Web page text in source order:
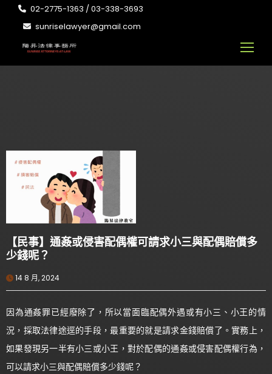
02-2775-1363 / 03-338-3693
sunriselawyer@gmail.com
【民事】通姦或侵害配偶權可請求小三與配偶賠償多
少錢呢？
14 8 月, 2024
因為通姦罪已經廢除了，所以當面臨配偶外遇或有小三、小王的情
況，採取法律途逕的手段，最重要的就是請求金錢賠償了。實務上，
如果發現另一半有小三或小王，對於配偶的通姦或侵害配偶權行為，
可以請求小三與配偶賠償多少錢呢？